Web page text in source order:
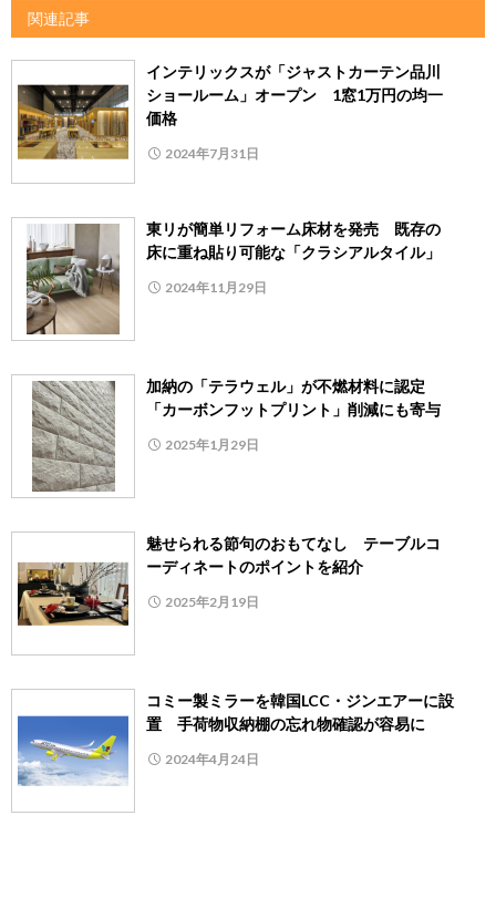
関連記事
インテリックスが「ジャストカーテン品川
ショールーム」オープン 1窓1万円の均一
価格
2024年7月31日
東リが簡単リフォーム床材を発売 既存の
床に重ね貼り可能な「クラシアルタイル」
2024年11月29日
加納の「テラウェル」が不燃材料に認定
「カーボンフットプリント」削減にも寄与
2025年1月29日
魅せられる節句のおもてなし テーブルコ
ーディネートのポイントを紹介
2025年2月19日
コミー製ミラーを韓国LCC・ジンエアーに設
置 手荷物収納棚の忘れ物確認が容易に
2024年4月24日